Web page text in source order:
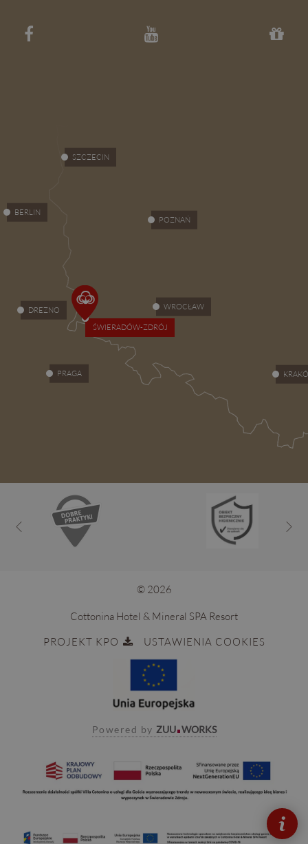
ŚWIERADÓW-ZDRÓJ
WROCŁAW
POZNAŃ
BERLIN
PRAGA
DREZNO
SZCZECIN
© 2026
Cottonina Hotel & Mineral SPA Resort
PROJEKT KPO
USTAWIENIA COOKIES
Powered by ZUU WORKS